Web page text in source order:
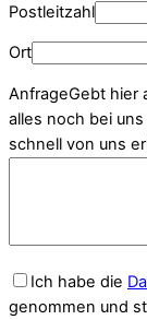
Postleitzahl
Ort
AnfrageGebt hier
alles noch bei
schnell von uns
Ich habe die
genommen und